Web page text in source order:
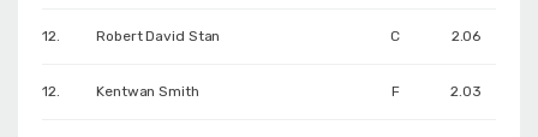
12. Robert David Stan C 2.06
12. Kentwan Smith F 2.03